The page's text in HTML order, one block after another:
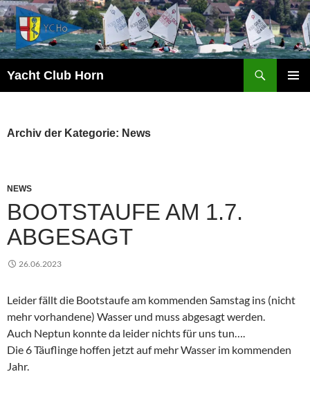
Zum
Inhalt
springen
Yacht Club Horn
Archiv der Kategorie: News
NEWS
BOOTSTAUFE AM 1.7.
ABGESAGT
26.06.2023
Leider fällt die Bootstaufe am kommenden Samstag ins (nicht
mehr vorhandene) Wasser und muss abgesagt werden.
Auch Neptun konnte da leider nichts für uns tun….
Die 6 Täuflinge hoffen jetzt auf mehr Wasser im kommenden
Jahr.